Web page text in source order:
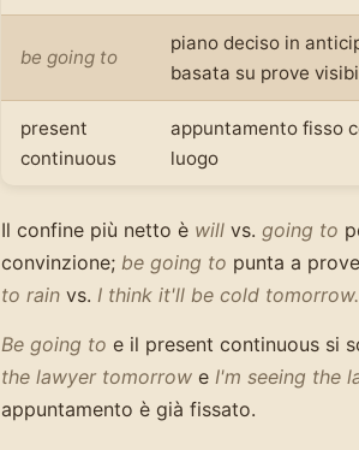
be going to
piano deciso in
basata su prove
present
continuous
appuntamento fisso
luogo
Il confine più netto è will vs. going to
convinzione; be going to punta a
to rain vs. I think it'll be cold tomorrow.
Be going to e il present continuous si
the lawyer tomorrow e I'm seeing the
appuntamento è già fissato.